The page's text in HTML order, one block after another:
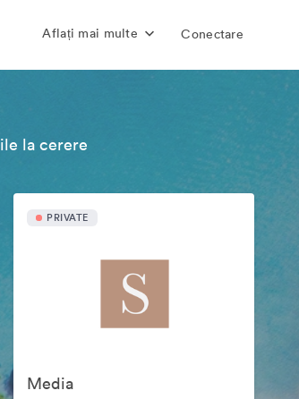
Aflați mai multe Conectare
la cerere
PRIVATE
Media